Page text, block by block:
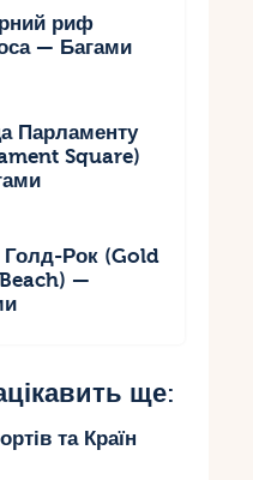
риф
— Багами
Парламенту
Square)
Рок (Gold
—
ще:
та Країн